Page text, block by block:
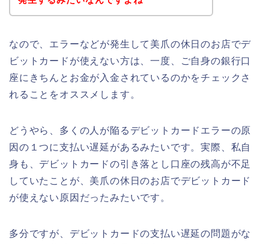
なので、エラーなどが発生して美爪の休日のお店でデ
ビットカードが使えない方は、一度、ご自身の銀行口
座にきちんとお金が入金されているのかをチェックさ
れることをオススメします。
どうやら、多くの人が陥るデビットカードエラーの原
因の１つに支払い遅延があるみたいです。実際、私自
身も、デビットカードの引き落とし口座の残高が不足
していたことが、美爪の休日のお店でデビットカード
が使えない原因だったみたいです。
多分ですが、デビットカードの支払い遅延の問題がな